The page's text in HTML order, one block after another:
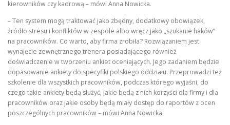
kierowników czy kadrową – mówi Anna Nowicka.
– Ten system mogą traktować jako zbędny, dodatkowy obowiązek,
źródło stresu i konfliktów w zespole albo wręcz jako „szukanie haków”
na pracowników. Co warto, aby firma zrobiła? Rozwiązaniem jest
wynajęcie zewnętrznego trenera posiadającego również
doświadczenie w tworzeniu ankiet oceniających. Jego zadaniem będzie
dopasowanie ankiety do specyfiki polskiego oddziału. Przeprowadzi też
szkolenie dla wszystkich pracowników, podczas którego wyjaśni, do
czego takie ankiety będą służyć, jakie będą z nich korzyści dla firmy i dla
pracowników oraz jakie osoby będą miały dostęp do raportów z ocen
poszczególnych pracowników – mówi Anna Nowicka.